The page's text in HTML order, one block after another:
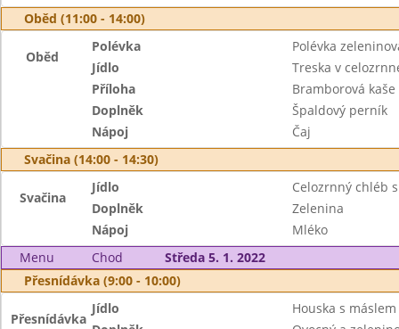
Oběd (11:00 - 14:00)
Oběd
Polévka
Polévka
Jídlo
Treska v
Příloha
Bramborová kaše
Doplněk
Špaldový perník
Nápoj
Čaj
Svačina (14:00 - 14:30)
Svačina
Jídlo
Celozrnný chléb
Doplněk
Zelenina
Nápoj
Mléko
Menu
Chod
Středa 5. 1. 2022
Přesnídávka (9:00 - 10:00)
Přesnídávka
Jídlo
Houska s